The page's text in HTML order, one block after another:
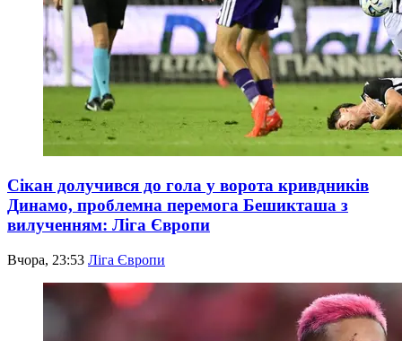
Сікан долучився до гола у ворота кривдників
Динамо, проблемна перемога Бешикташа з
вилученням: Ліга Європи
Вчора, 23:53 Ліга Європи